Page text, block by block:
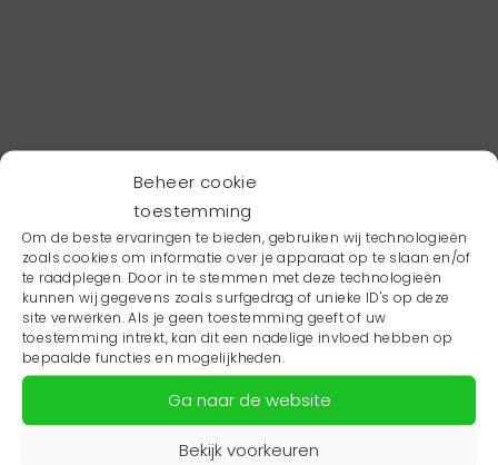
Beheer cookie
toestemming
Om de beste ervaringen te bieden, gebruiken wij technologieën
zoals cookies om informatie over je apparaat op te slaan en/of
te raadplegen. Door in te stemmen met deze technologieën
kunnen wij gegevens zoals surfgedrag of unieke ID's op deze
site verwerken. Als je geen toestemming geeft of uw
toestemming intrekt, kan dit een nadelige invloed hebben op
bepaalde functies en mogelijkheden.
Ga naar de website
Bekijk voorkeuren
Wil je niets missen?
Wil je op de hoogte blijven van het laatste
zorgnieuws in jouw regio? Schrijf je dan in voor
onze nieuwsbrief.